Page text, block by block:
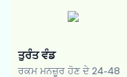
ਤੁਰੰਤ ਵੰਡ
ਰਕਮ ਮਨਜ਼ੂਰ ਹੋਣ ਦੇ 24-48